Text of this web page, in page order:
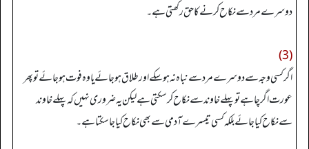
دوسرے مرد سے نکاح کرنے کا حق رکھتی ہے۔
(3)
اگر کسی وجہ سے دوسرے مرد سے نباہ نہ ہو سکے اور طلاق ہو جائے یا وہ فوت ہو جائے تو پھر
عورت اگر چاہے تو پہلے خاوند سے نکاح کر سکتی ہے لیکن یہ ضروری نہیں کہ پہلے خاوند
سےنکاح کیا جائے بلکہ کسی تیسرے آدمی سے بھی نکاح کیا جا سکتا ہے۔